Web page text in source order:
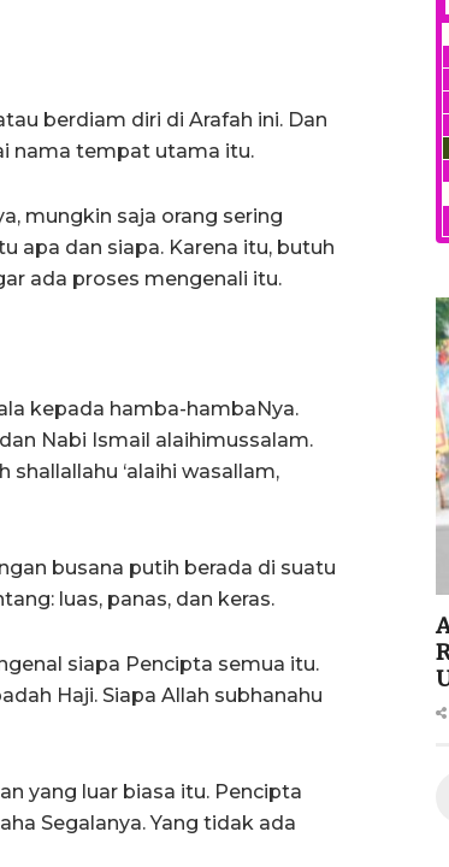
berdiam diri di Arafah ini. Dan
nama tempat utama itu.
mungkin saja orang sering
apa dan siapa. Karena itu, butuh
ada proses mengenali itu.
kepada hamba-hambaNya.
Nabi Ismail alaihimussalam.
‘alaihi wasallam,
busana putih berada di suatu
luas, panas, dan keras.
siapa Pencipta semua itu.
Haji. Siapa Allah subhanahu
yang luar biasa itu. Pencipta
Segalanya. Yang tidak ada